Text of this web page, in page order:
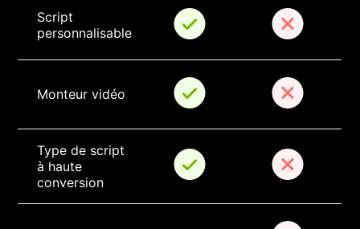
Script
personnalisable
Monteur vidéo
Type de script
à haute
conversion